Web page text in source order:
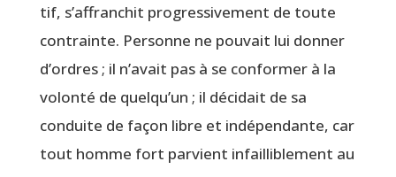
tif, s’af­fran­chit pro­gres­si­ve­ment de toute
contrainte. Per­sonne ne pou­vait lui don­ner
d’ordres ; il n’a­vait pas à se confor­mer à la
volon­té de quel­qu’un ; il déci­dait de sa
conduite de façon libre et indé­pen­dante, car
tout homme fort par­vient infailli­ble­ment au